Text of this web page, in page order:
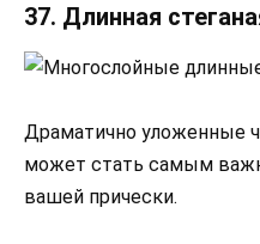
37. Длинная
Драматично уложенные
может стать самым
вашей прически.